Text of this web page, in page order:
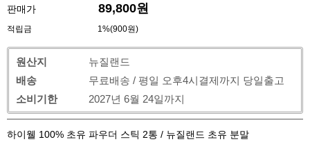
판매가
89,800원
적립금 1%(900원)
원산지
뉴질랜드
배송
무료배송 / 평일 오후4시결제까지 당일출고
소비기한
2027년 6월 24일까지
하이웰 100% 초유 파우더 스틱 2통 / 뉴질랜드 초유 분말